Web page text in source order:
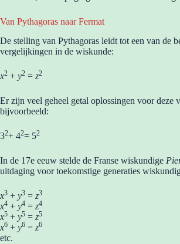
Van Pythagoras naar Fermat
De stelling van Pythagoras leidt tot een van de
vergelijkingen in de wiskunde:
x2 + y2 = z2
Er zijn veel geheel getal oplossingen voor deze
bijvoorbeeld:
32+ 42= 52
In de 17e eeuw stelde de Franse wiskundige
uitdaging voor toekomstige generaties
x3 + y3 = z3
x4 + y4 = z4
x5 + y5 = z5
x6 + y6 = z6
etc.